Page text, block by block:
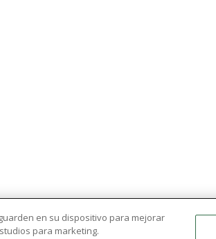
en su dispositivo para mejorar
para marketing.